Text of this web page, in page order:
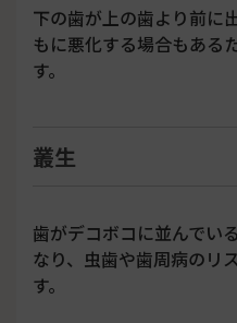
下の歯が上の歯より前に
もに悪化する場合もある
す。
叢生
歯がデコボコに並んでい
なり、虫歯や歯周病のリ
す。